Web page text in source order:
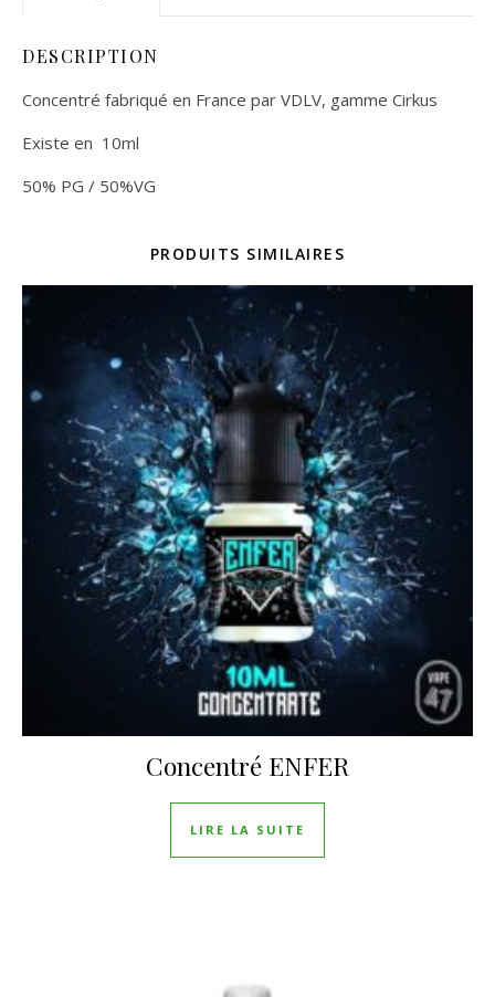
DESCRIPTION
Concentré fabriqué en France par VDLV, gamme Cirkus
Existe en 10ml
50% PG / 50%VG
PRODUITS SIMILAIRES
Concentré ENFER
LIRE LA SUITE